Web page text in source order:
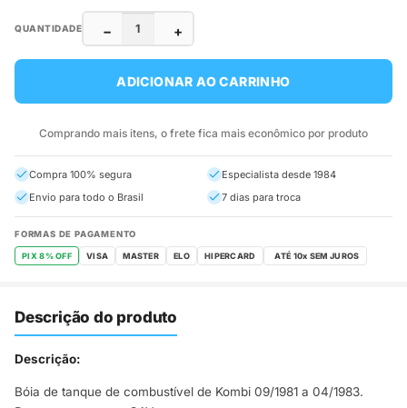
QUANTIDADE − +
ADICIONAR AO CARRINHO
Comprando mais itens, o frete fica mais econômico por produto
Compra 100% segura
Especialista desde 1984
Envio para todo o Brasil
7 dias para troca
FORMAS DE PAGAMENTO
PIX 8% OFF VISA MASTER ELO HIPERCARD
Descrição do produto
Descrição:
Bóia de tanque de combustível de Kombi 09/1981 a 04/1983.